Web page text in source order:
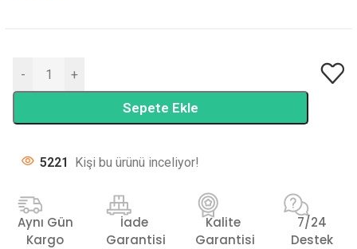
- +
Sepete Ekle
5221 Kişi bu ürünü inceliyor!
Aynı Gün
Kargo
İade
Garantisi
Kalite
Garantisi
7/24
Destek